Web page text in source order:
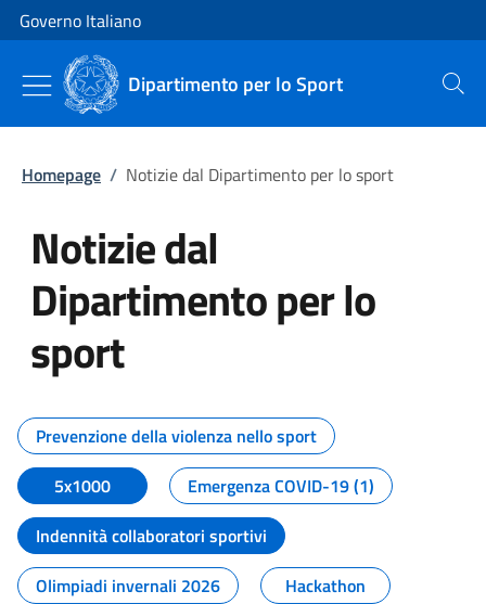
Vai al contenuto
Vai alla navigazione del sito
Governo Italiano
Dipartimento per lo Sport Cerca
Homepage / Notizie dal Dipartimento per lo sport
Notizie dal
Dipartimento per lo
sport
Tutti i contenuti della pagina
Prevenzione della violenza nello sport
5x1000
Emergenza COVID-19 (1)
Indennità collaboratori sportivi
Olimpiadi invernali 2026
Hackathon